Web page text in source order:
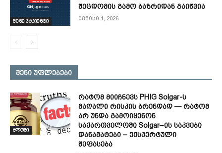
შენი პაციენტი
შეცდომის გამო ბაზრიდან გაიწვია
ივნისი 1, 2026
შენი უფლებები
ბლოგი
რატომ მიიჩნევს PHIG Solgar-ს
მაღალი რისკის ბრენდად — რატომ
არ უნდა გამოიყენონ
საქართველოში Solgar–ის საკვები
დანამატები – ექსპერტული
შეფასება